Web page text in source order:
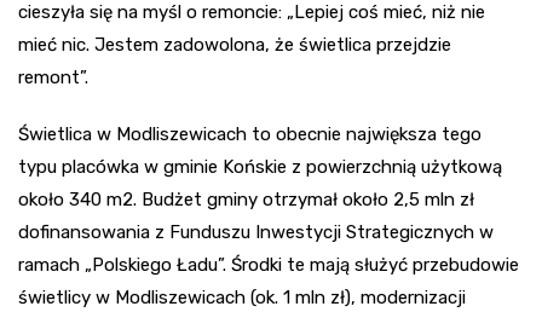
cieszyła się na myśl o remoncie: „Lepiej coś mieć, niż nie
mieć nic. Jestem zadowolona, że świetlica przejdzie
remont”.
Świetlica w Modliszewicach to obecnie największa tego
typu placówka w gminie Końskie z powierzchnią użytkową
około 340 m2. Budżet gminy otrzymał około 2,5 mln zł
dofinansowania z Funduszu Inwestycji Strategicznych w
ramach „Polskiego Ładu”. Środki te mają służyć przebudowie
świetlicy w Modliszewicach (ok. 1 mln zł), modernizacji